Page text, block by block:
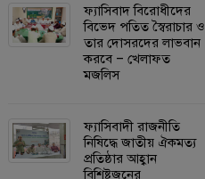
ফ্যাসিবাদ বিরোধীদের
বিভেদ পতিত স্বৈরাচার ও
তার দোসরদের লাভবান
করবে – খেলাফত
মজলিস
ফ্যাসিবাদী রাজনীতি
নিষিদ্ধে জাতীয় ঐকমত্য
প্রতিষ্ঠার আহ্বান
বিশিষ্টজনের